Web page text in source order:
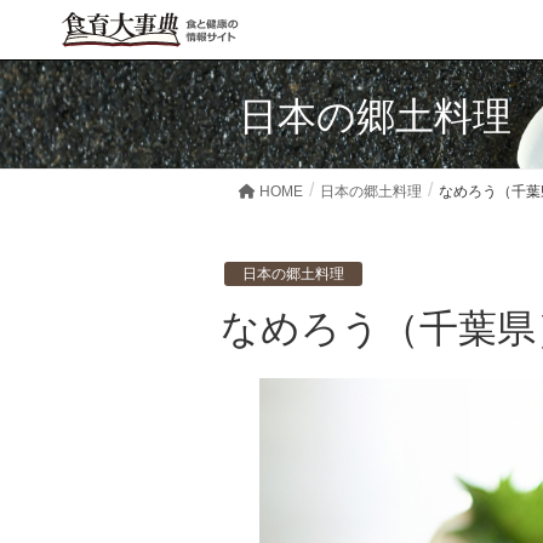
日本の郷土料理
HOME 日本の郷土料理 なめろう（千
日本の郷土料理
なめろう（千葉